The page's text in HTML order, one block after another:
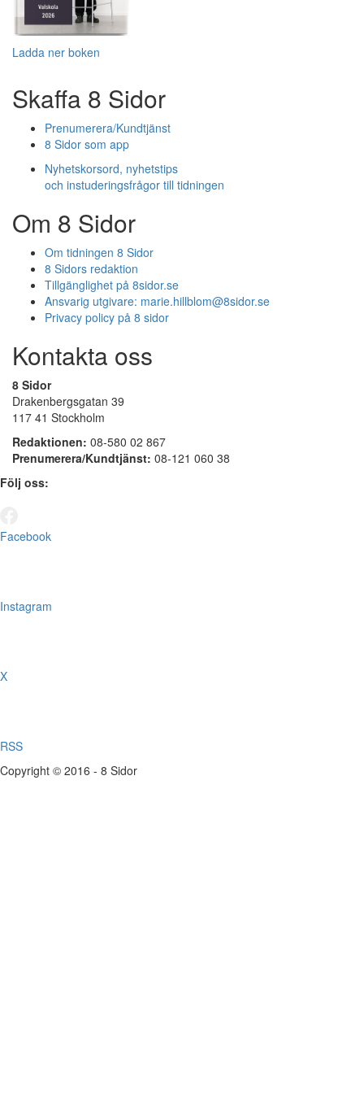
Ladda ner boken
Skaffa 8 Sidor
Prenumerera/Kundtjänst
8 Sidor som app
Nyhetskorsord, nyhetstips
och instuderingsfrågor till tidningen
Om 8 Sidor
Om tidningen 8 Sidor
8 Sidors redaktion
Tillgänglighet på 8sidor.se
Ansvarig utgivare: marie.hillblom@8sidor.se
Privacy policy på 8 sidor
Kontakta oss
8 Sidor
Drakenbergsgatan 39
117 41 Stockholm
Redaktionen: 08-580 02 867
Prenumerera/Kundtjänst: 08-121 060 38
Följ oss:
Facebook
Instagram
X
RSS
Copyright © 2016 - 8 Sidor